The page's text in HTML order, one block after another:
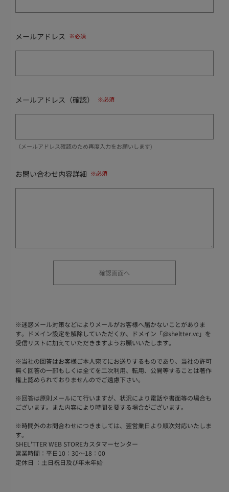
メールアドレス
メールアドレス（確認）
（メールアドレス確認のため再度入力をお願いします)
お問い合わせ内容詳細
※迷惑メール対策などによりメールがお客様へ届かないことがありま
す。ドメイン設定を解除していただくか、ドメイン「@sheltter.vc」を
受信リストに加えていただきますようお願いいたします。
※当社の回答はお客様ご本人宛てにお送りするものであり、当社の許可
無く回答の一部もしくは全てを二次利用、転用、公開等することは著作
権上認められておりませんのでご遠慮下さい。
※回答は原則メールにて行いますが、状況により電話や書面等の場合も
ございます。また内容により時間を要する場合がございます。
※時間外のお問合わせにつきましては、翌営業日より順次対応いたしま
す。
SHEL'TTER WEB STOREカスタマーセンター
営業時間：平日10：30～18：00
定休日 ：土日祝日及び年末年始